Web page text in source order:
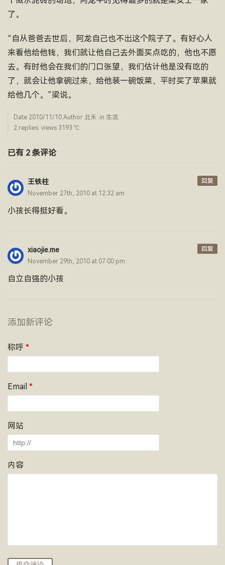
了。
“自从爸爸去世后，阿龙自己也不出这个院子了。有好心人
来看他给他钱，我们就让他自己去外面买点吃的，他也不愿
去。有时他会在我们的门口张望，我们估计他是没有吃的
了，就会让他拿碗过来，给他装一碗饭菜，平时买了苹果就
给他几个。”梁说。
Date 2010/11/10.Author 北禾 .in 生活.
2 replies. views 3193 ­℃
已有 2 条评论
王铁柱
November 27th, 2010 at 12:32 am
小孩长得挺好看。
回复
xiaojie.me
November 29th, 2010 at 07:00 pm
自立自强的小孩
回复
添加新评论
称呼 *
Email *
网站
内容